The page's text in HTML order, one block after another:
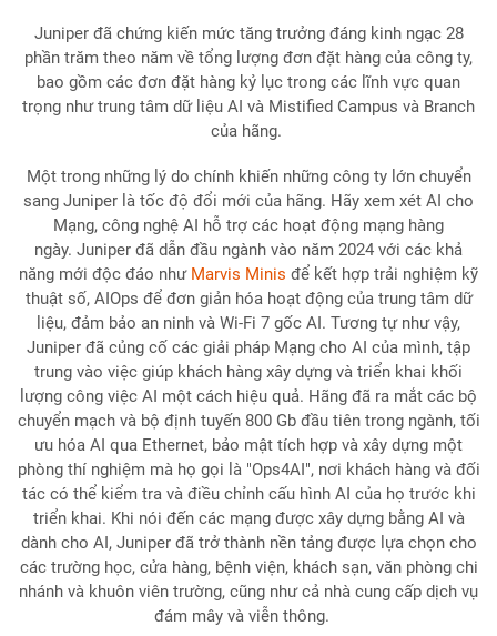
Juniper đã chứng kiến ​​mức tăng trưởng đáng kinh ngạc 28
phần trăm theo năm về tổng lượng đơn đặt hàng của công ty,
bao gồm các đơn đặt hàng kỷ lục trong các lĩnh vực quan
trọng như trung tâm dữ liệu AI và Mistified Campus và Branch
của hãng.
Một trong những lý do chính khiến những công ty lớn chuyển
sang Juniper là tốc độ đổi mới của hãng. Hãy xem xét AI cho
Mạng, công nghệ AI hỗ trợ các hoạt động mạng hàng
ngày. Juniper đã dẫn đầu ngành vào năm 2024 với các khả
năng mới độc đáo như Marvis Minis để kết hợp trải nghiệm kỹ
thuật số, AIOps để đơn giản hóa hoạt động của trung tâm dữ
liệu, đảm bảo an ninh và Wi-Fi 7 gốc AI. Tương tự như vậy,
Juniper đã củng cố các giải pháp Mạng cho AI của mình, tập
trung vào việc giúp khách hàng xây dựng và triển khai khối
lượng công việc AI một cách hiệu quả. Hãng đã ra mắt các bộ
chuyển mạch và bộ định tuyến 800 Gb đầu tiên trong ngành, tối
ưu hóa AI qua Ethernet, bảo mật tích hợp và xây dựng một
phòng thí nghiệm mà họ gọi là "Ops4AI", nơi khách hàng và đối
tác có thể kiểm tra và điều chỉnh cấu hình AI của họ trước khi
triển khai. Khi nói đến các mạng được xây dựng bằng AI và
dành cho AI, Juniper đã trở thành nền tảng được lựa chọn cho
các trường học, cửa hàng, bệnh viện, khách sạn, văn phòng chi
nhánh và khuôn viên trường, cũng như cả nhà cung cấp dịch vụ
đám mây và viễn thông.